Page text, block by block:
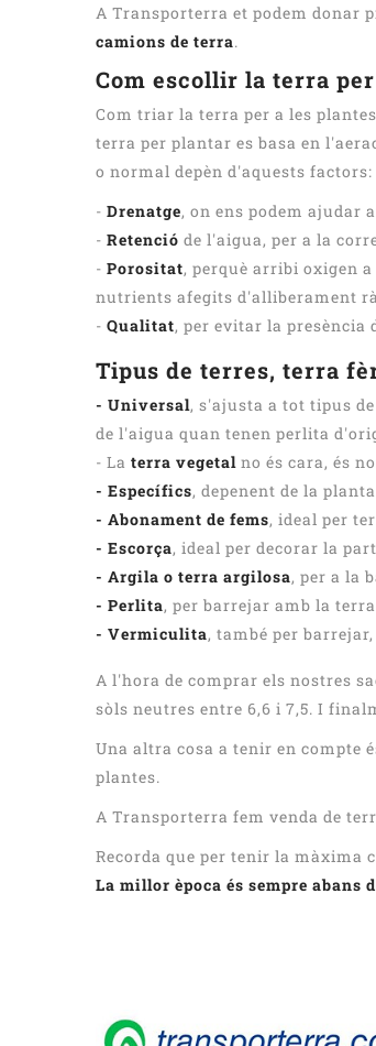
A Transporterra et podem donar
camions de terra.
Com escollir la terra
Com triar la terra per a les
terra per plantar es basa en
o normal depèn d'aquests factors:
- Drenatge, on ens podem ajudar
- Retenció de l'aigua, per a la
- Porositat, perquè arribi oxigen
nutrients afegits d'alliberament
- Qualitat, per evitar la presència
Tipus de terres, terra
- Universal, s'ajusta a tot tipus
de l'aigua quan tenen perlita
- La terra vegetal no és cara, és
- Específics, depenent de la
- Abonament de fems, ideal per
- Escorça, ideal per decorar la
- Argila o terra argilosa, per a la
- Perlita, per barrejar amb la
- Vermiculita, també per
A l'hora de comprar els nostres
sòls neutres entre 6,6 i 7,5. I
Una altra cosa a tenir en compte
plantes.
A Transporterra fem venda de
Recorda que per tenir la
La millor època és sempre